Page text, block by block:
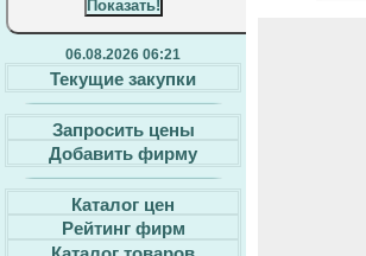
06.08.2026 06:21
Текущие закупки
Запросить цены
Добавить фирму
Каталог цен
Рейтинг фирм